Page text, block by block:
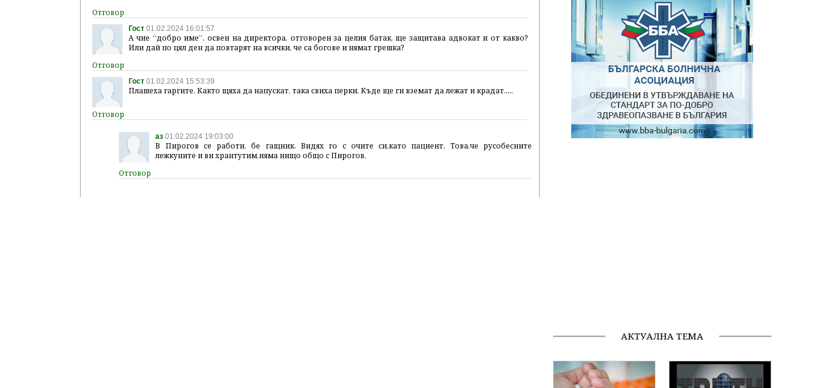
Гост 01.02.2024 16:01:57
А чие “добро име”, освен на директора, отговорен за целия батак, ще защитава адвокат и от какво?
Или дай по цял ден да повтарят на всички, че са богове и нямат грешка?
Гост 01.02.2024 15:53:39
Плашеха гаргите. Както щяха да напускат, така свиха перки. Къде ще ги вземат да лежат и крадат.....
аз 01.02.2024 19:03:00
В Пирогов се работи, бе гащник. Видях го с очите си,като пациент. Това,че русобесните
лежкуните и ви хрантутим,няма нищо общо с Пирогов.
АКТУАЛНА ТЕМА